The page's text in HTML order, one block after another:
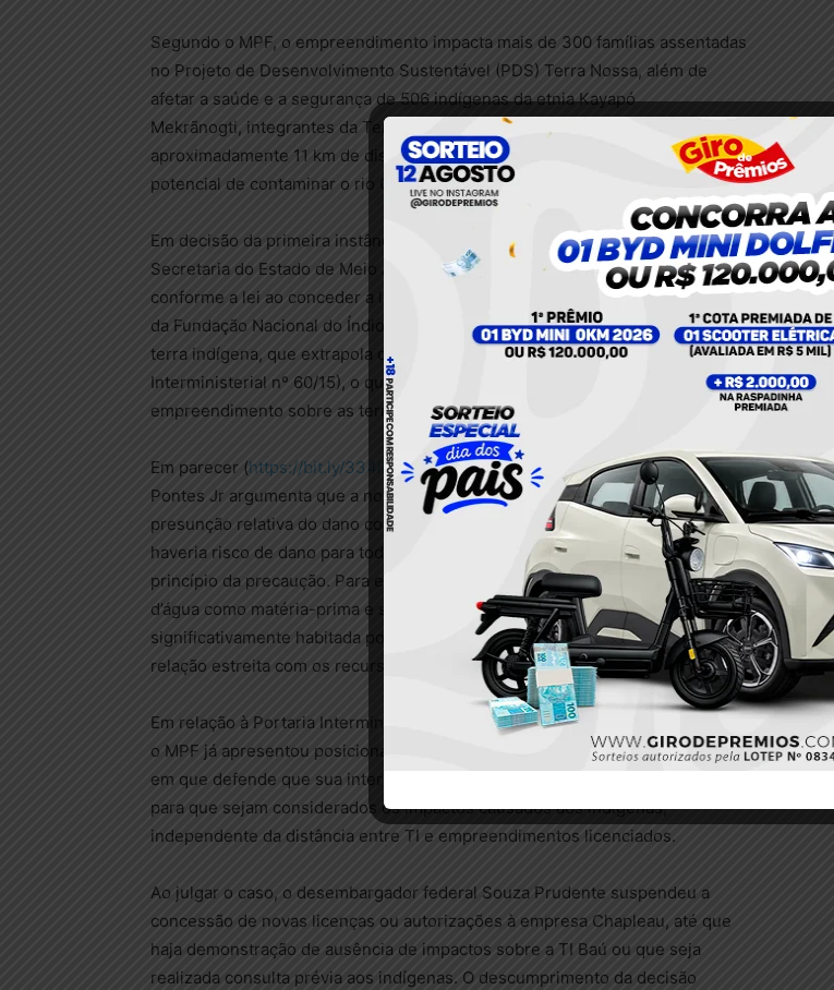
Segundo o MPF, o empreendimento impacta mais de 300 famílias assentadas
no Projeto de Desenvolvimento Sustentável (PDS) Terra Nossa, além de
afetar a saúde e a segurança de 506 indígenas da etnia Kayapó
Mekrãnogti, integrantes da Terra Indígena Baú, localizada a
aproximadamente 11 km de distância da região de lavra. Ainda, tem grande
potencial de contaminar o rio Curuá.
Em decisão da primeira instância, no entanto, foi considerado que a
Secretaria do Estado de Meio Ambiente e Sustentabilidade (Semas) agiu
conforme a lei ao conceder a licença de operação, seguindo manifestação
da Fundação Nacional do Índio (Funai) sobre a distância entre a mina e a
terra indígena, que extrapola o limite de 10 km (Portaria
Interministerial nº 60/15), o que dispensaria a análise de impactos do
empreendimento sobre as terras e povos indígenas.
Em parecer (https://bit.ly/334iNEG ), o procurador regional Felício
Pontes Jr argumenta que a norma interministerial estabelece uma mera
presunção relativa do dano considerando um certo limite, e que não
haveria risco de dano para todos os demais casos, em clara ofensa ao
princípio da precaução. Para ele, a mineradora “utilizaria um curso
d’água como matéria-prima e se localizaria em uma área
significativamente habitada por inúmeras comunidades que possuem uma
relação estreita com os recursos naturais existentes”.
Em relação à Portaria Interministerial nº 60/2015, acrescenta ainda que
o MPF já apresentou posicionamento (Recomendação n° 02/2016 ao Ibama),
em que defende que sua interpretação deve ser conforme a Constituição,
para que sejam considerados os impactos causados aos indígenas,
independente da distância entre TI e empreendimentos licenciados.
Ao julgar o caso, o desembargador federal Souza Prudente suspendeu a
concessão de novas licenças ou autorizações à empresa Chapleau, até que
haja demonstração de ausência de impactos sobre a TI Baú ou que seja
realizada consulta prévia aos indígenas. O descumprimento da decisão